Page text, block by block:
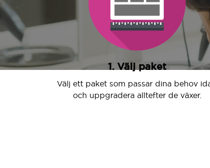
1. Välj paket
Välj ett paket som passar dina behov
och uppgradera alltefter de växer.